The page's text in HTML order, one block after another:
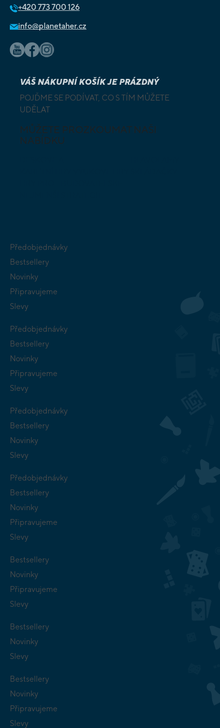
+420 773 700 126
info@planetaher.cz
VÁŠ NÁKUPNÍ KOŠÍK JE PRÁZDNÝ
POJĎME SE PODÍVAT, CO S TÍM MŮŽETE
UDĚLAT
MŮŽETE PROZKOUMAT NAŠI
NABÍDKU
Předobjednávky
Bestsellery
Novinky
Připravujeme
Slevy
Předobjednávky
Bestsellery
Novinky
Připravujeme
Slevy
Předobjednávky
Bestsellery
Novinky
Slevy
Předobjednávky
Bestsellery
Novinky
Připravujeme
Slevy
Bestsellery
Novinky
Připravujeme
Slevy
Bestsellery
Novinky
Slevy
Bestsellery
Novinky
Připravujeme
Slevy